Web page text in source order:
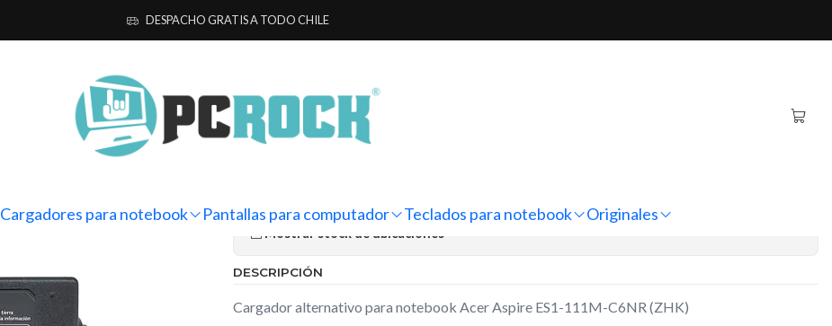
Cargadores para notebook Pantallas para computador Teclados para notebook Originales
DESPACHO GRATIS A TODO CHILE
Alternativos Acer Cargador Alternativo Notebook Acer Aspire ES1-111M-C6NR (ZHK)
Cargador Alternativo Notebook Acer
Aspire ES1-111M-C6NR (ZHK)
Mostrar stock de ubicaciones
DESCRIPCIÓN
Cargador alternativo para notebook Acer Aspire ES1-111M-C6NR (ZHK)